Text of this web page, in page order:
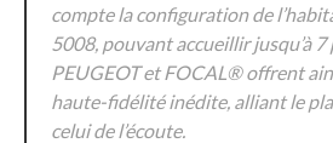
compte la configuration de
5008, pouvant accueillir jusqu’à 7
PEUGEOT et FOCAL® offrent
haute-fidélité inédite, alliant le
celui de l’écoute.